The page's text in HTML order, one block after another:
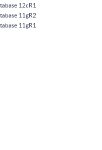
12cR1
11gR2
11gR1